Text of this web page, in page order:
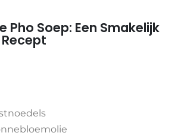
Pho Soep: Een Smakelijk